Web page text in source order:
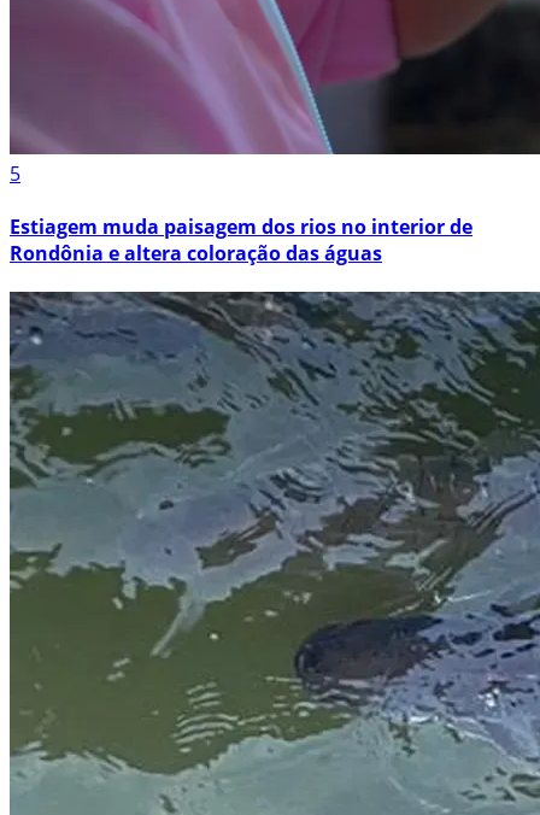
5
Estiagem muda paisagem dos rios no interior de
Rondônia e altera coloração das águas